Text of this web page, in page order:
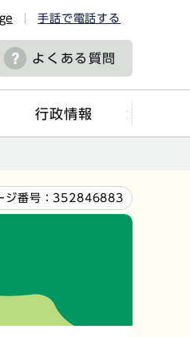
手話で電話する
よくある質問
行政情報
ジ番号： 352846883